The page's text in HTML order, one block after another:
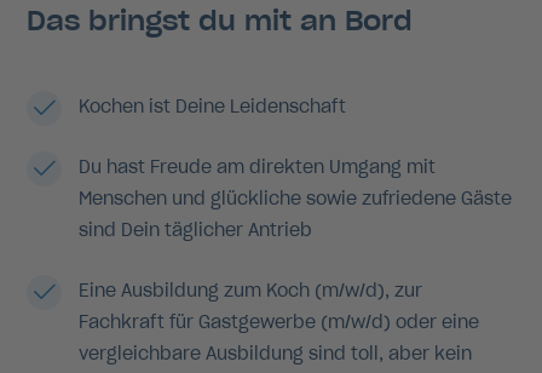
Das bringst du mit an Bord
Kochen ist Deine Leidenschaft
Du hast Freude am direkten Umgang mit
Menschen und glückliche sowie zufriedene Gäste
sind Dein täglicher Antrieb
Eine Ausbildung zum Koch (m/w/d), zur
Fachkraft für Gastgewerbe (m/w/d) oder eine
vergleichbare Ausbildung sind toll, aber kein